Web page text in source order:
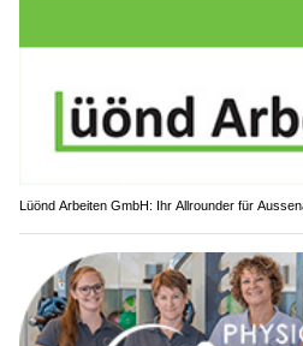
Lüönd Arbeiten GmbH: Ihr Allrounder für